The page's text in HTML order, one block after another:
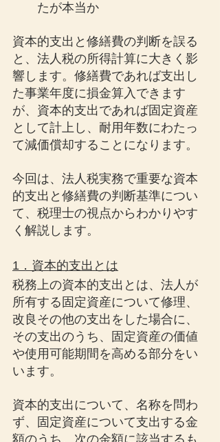
たが本当か
資本的支出と修繕費の判断を誤る
と、法人税の所得計算に大きく影
響します。修繕費であれば支出し
た事業年度に損金算入できます
が、資本的支出であれば固定資産
として計上し、耐用年数にわたっ
て減価償却することになります。
今回は、法人税実務で重要な資本
的支出と修繕費の判断基準につい
て、税理士の視点からわかりやす
く解説します。
1．資本的支出とは
税務上の資本的支出とは、法人が
所有する固定資産について修理、
改良その他の支出をした場合に、
その支出のうち、固定資産の価値
や使用可能期間を高める部分をい
います。
資本的支出について、名称を問わ
ず、固定資産について支出する金
額のうち、次の金額に該当するも